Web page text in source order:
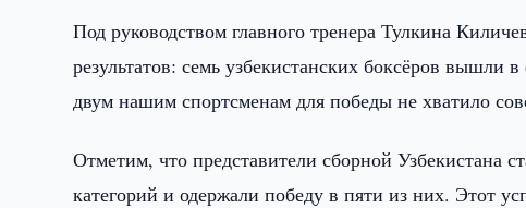
Под руководством главного тренера Тулкина
результатов: семь узбекистанских боксёров
двум нашим спортсменам для победы не хватило
Отметим, что представители сборной Узбекистана
категорий и одержали победу в пяти из них. Этот